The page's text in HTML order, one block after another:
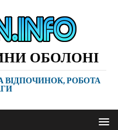
ОБОЛОНІ
ВІДПОЧИНОК, РОБОТА